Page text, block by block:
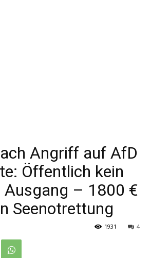
Angriff auf AfD
Öffentlich kein
Ausgang – 1800 €
Seenotrettung
4
1931